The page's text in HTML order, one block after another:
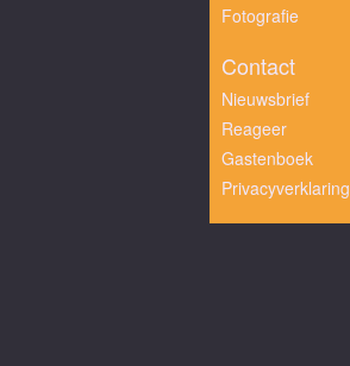
Fotografie
Contact
Nieuwsbrief
Reageer
Gastenboek
Privacyverklaring